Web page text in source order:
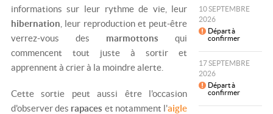
informations sur leur rythme de vie, leur
hibernation , leur reproduction et peut-être
verrez-vous des marmottons qui
commencent tout juste à sortir et
apprennent à crier à la moindre alerte.
Cette sortie peut aussi être l'occasion
d'observer des rapaces et notamment l'aigle
10 SEPTEMBRE
2026
Départ à
confirmer
17 SEPTEMBRE
2026
Départ à
confirmer